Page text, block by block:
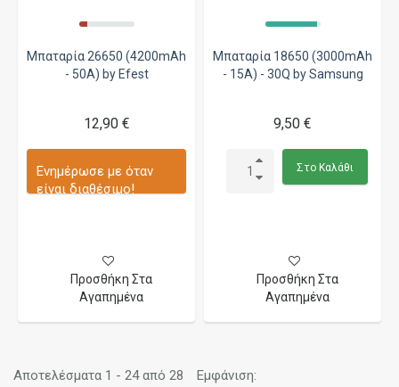
Μπαταρία 26650 (4200mAh
- 50A) by Efest
12,90 €
Ενημέρωσε με όταν
είναι διαθέσιμο!
Προσθήκη Στα
Αγαπημένα
Μπαταρία 18650 (3000mAh
- 15A) - 30Q by Samsung
9,50 €
Στο Καλάθι
Προσθήκη Στα
Αγαπημένα
Αποτελέσματα 1 - 24 από 28 Εμφάνιση: